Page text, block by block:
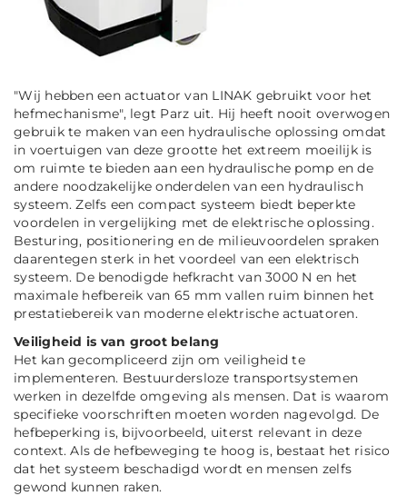
"Wij hebben een actuator van LINAK gebruikt voor het
hefmechanisme", legt Parz uit. Hij heeft nooit overwogen
gebruik te maken van een hydraulische oplossing omdat
in voertuigen van deze grootte het extreem moeilijk is
om ruimte te bieden aan een hydraulische pomp en de
andere noodzakelijke onderdelen van een hydraulisch
systeem. Zelfs een compact systeem biedt beperkte
voordelen in vergelijking met de elektrische oplossing.
Besturing, positionering en de milieuvoordelen spraken
daarentegen sterk in het voordeel van een elektrisch
systeem. De benodigde hefkracht van 3000 N en het
maximale hefbereik van 65 mm vallen ruim binnen het
prestatiebereik van moderne elektrische actuatoren.
Veiligheid is van groot belang
Het kan gecompliceerd zijn om veiligheid te
implementeren. Bestuurdersloze transportsystemen
werken in dezelfde omgeving als mensen. Dat is waarom
specifieke voorschriften moeten worden nagevolgd. De
hefbeperking is, bijvoorbeeld, uiterst relevant in deze
context. Als de hefbeweging te hoog is, bestaat het risico
dat het systeem beschadigd wordt en mensen zelfs
gewond kunnen raken.